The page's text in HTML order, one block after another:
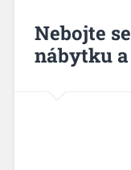
Nebojte
nábytku